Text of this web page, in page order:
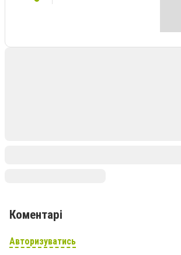
Коментарі
Авторизуватись